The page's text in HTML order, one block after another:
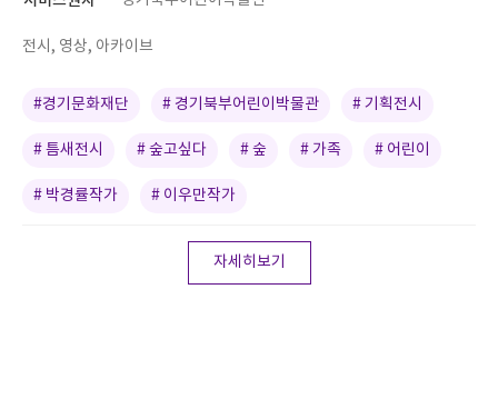
전시, 영상, 아카이브
#경기문화재단 # 경기북부어린이박물관 # 기획전시
# 틈새전시 # 숲고싶다 # 숲 # 가족 # 어린이
# 박경률작가 # 이우만작가
자세히보기